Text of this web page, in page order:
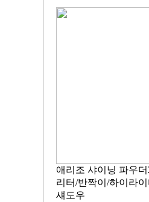
애리조 샤이닝 파우
리터/반짝이/하이라이
섀도우